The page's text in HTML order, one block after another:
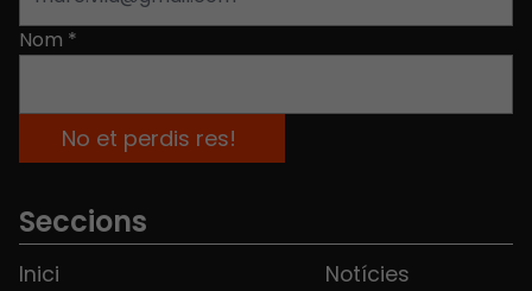
Nom *
Seccions
Inici
Notícies